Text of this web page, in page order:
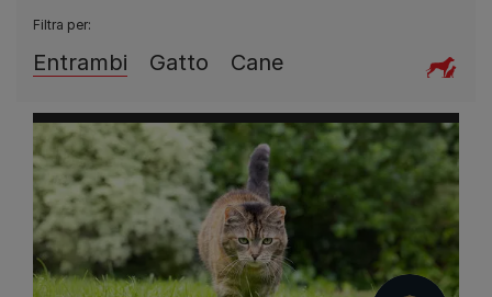
Filtra per:
Cane
Gatto
Entrambi